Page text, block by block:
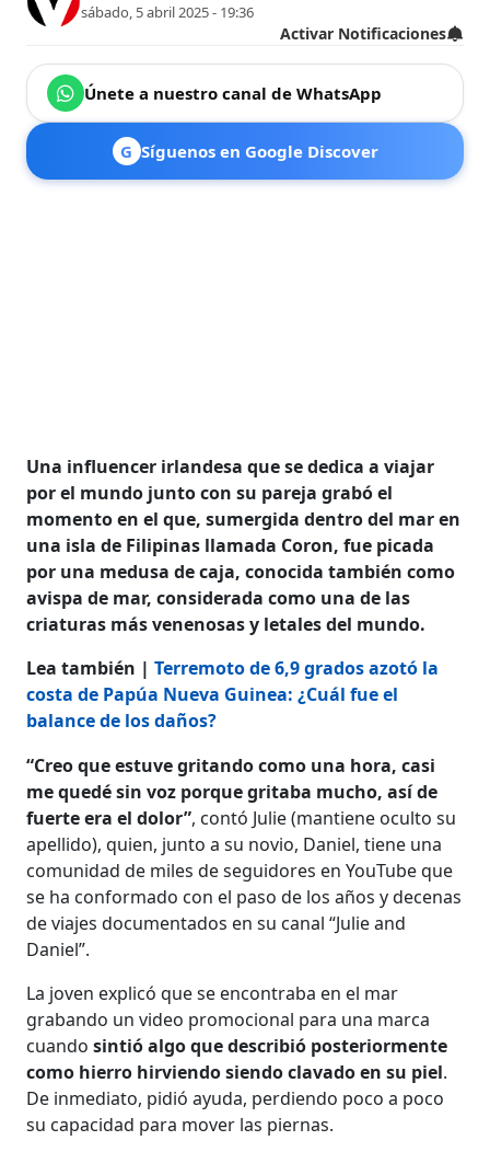
sábado, 5 abril 2025 - 19:36
Activar Notificaciones
Únete a nuestro canal de WhatsApp
G Síguenos en Google Discover
Una influencer irlandesa que se dedica a viajar
por el mundo junto con su pareja grabó el
momento en el que, sumergida dentro del mar en
una isla de Filipinas llamada Coron, fue picada
por una medusa de caja, conocida también como
avispa de mar, considerada como una de las
criaturas más venenosas y letales del mundo.​​
Lea también | Terremoto de 6,9 grados azotó la
costa de Papúa Nueva Guinea: ¿Cuál fue el
balance de los daños?
“Creo que estuve gritando como una hora, casi
me quedé sin voz porque gritaba mucho, así de
fuerte era el dolor”, contó Julie (mantiene oculto su
apellido), quien, junto a su novio, Daniel, tiene una
comunidad de miles de seguidores en YouTube que
se ha conformado con el paso de los años y decenas
de viajes documentados en su canal “Julie and
Daniel”.
La joven explicó que se encontraba en el mar
grabando un video promocional para una marca
cuandosintió algo que describió posteriormente
como hierro hirviendo siendo clavado en su piel.
De inmediato, pidió ayuda, perdiendo poco a poco
su capacidad para mover las piernas.